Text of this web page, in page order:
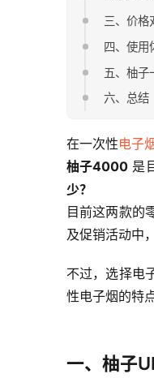
三、价格
四、使用
五、柚子
六、总结
在一次性电子
柚子4000 是
少？
目前这两款的
及促销活动中
不过，选择电
性电子烟的特
一、柚子